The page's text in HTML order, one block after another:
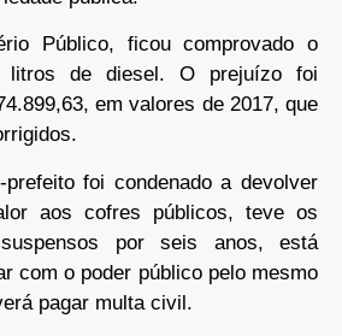
Público, ficou comprovado o
litros de diesel. O prejuízo foi
em valores de 2017, que
foi condenado a devolver
aos cofres públicos, teve os
por seis anos, está
com o poder público pelo mesmo
pagar multa civil.